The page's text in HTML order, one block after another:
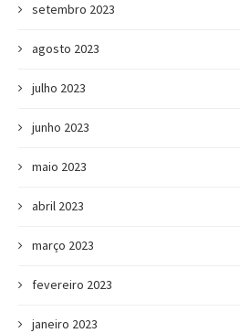
setembro 2023
agosto 2023
julho 2023
junho 2023
maio 2023
abril 2023
março 2023
fevereiro 2023
janeiro 2023